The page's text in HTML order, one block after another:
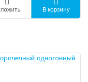
В корзину